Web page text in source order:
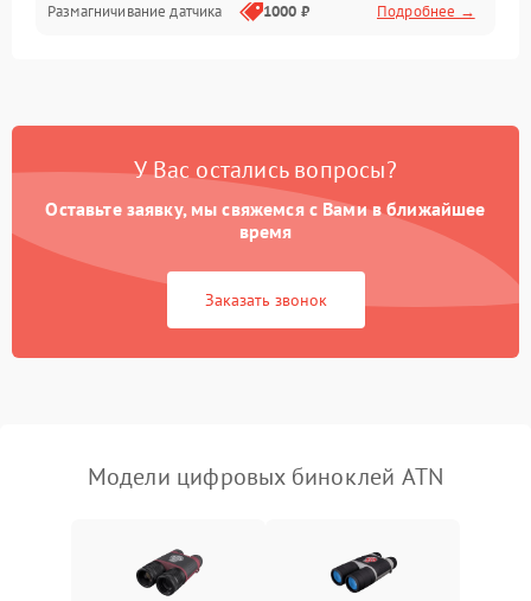
Размагничивание датчика 1000 ₽ Подробнее →
цветов дисплея
Подробнее →
коркое время
1000 ₽ Подробнее →
1500 ₽ Подробнее →
У Вас остались вопросы?
Оставьте заявку, мы свяжемся с Вами в ближайшее
время
Заказать звонок
Модели цифровых биноклей ATN